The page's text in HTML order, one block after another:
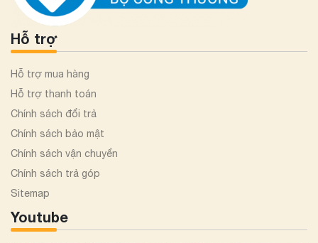
Hỗ trợ
Hỗ trợ mua hàng
Hỗ trợ thanh toán
Chính sách đổi trả
Chính sách bảo mật
Chính sách vận chuyển
Chính sách trả góp
Sitemap
Youtube